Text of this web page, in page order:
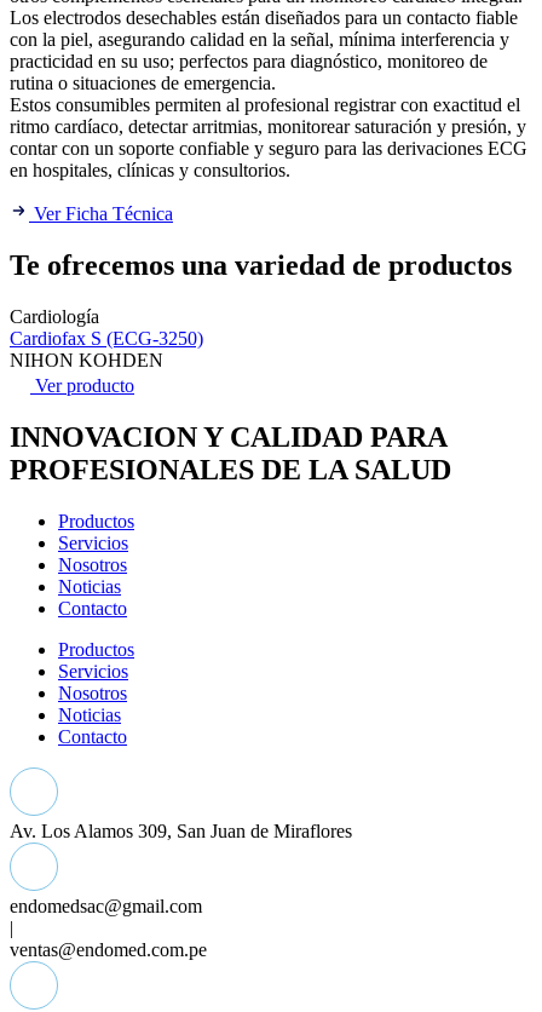
Los electrodos desechables están diseñados para un contacto fiable
con la piel, asegurando calidad en la señal, mínima interferencia y
practicidad en su uso; perfectos para diagnóstico, monitoreo de
rutina o situaciones de emergencia.
Estos consumibles permiten al profesional registrar con exactitud el
ritmo cardíaco, detectar arritmias, monitorear saturación y presión, y
contar con un soporte confiable y seguro para las derivaciones ECG
en hospitales, clínicas y consultorios.
Ver Ficha Técnica
Te ofrecemos una variedad de productos
Cardiología
Cardiofax S (ECG-3250)
NIHON KOHDEN
Ver producto
INNOVACION Y CALIDAD PARA
PROFESIONALES DE LA SALUD
Productos
Servicios
Nosotros
Noticias
Contacto
Productos
Servicios
Nosotros
Noticias
Contacto
Av. Los Alamos 309, San Juan de Miraflores
endomedsac@gmail.com
|
ventas@endomed.com.pe